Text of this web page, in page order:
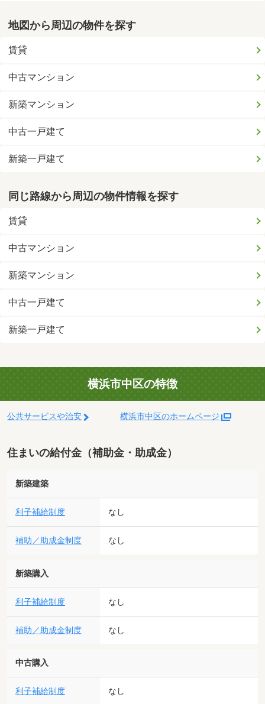
地図から周辺の物件を探す
賃貸
中古マンション
新築マンション
中古一戸建て
新築一戸建て
同じ路線から周辺の物件情報を探す
賃貸
中古マンション
新築マンション
中古一戸建て
新築一戸建て
横浜市中区の特徴
公共サービスや治安 横浜市中区のホームページ
住まいの給付金（補助金・助成金）
新築建築
利子補給制度 なし
補助／助成金制度 なし
新築購入
利子補給制度 なし
補助／助成金制度 なし
中古購入
利子補給制度 なし